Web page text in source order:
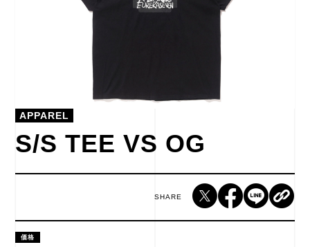
APPAREL
S/S TEE VS OG
SHARE
価格